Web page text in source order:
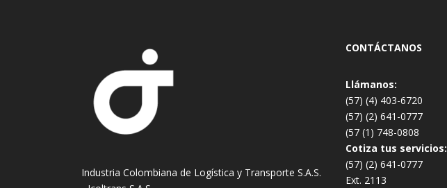
Industria Colombiana de Logística y Transporte S.A.S.
CONTÁCTANOS
Llámanos:
(57) (4) 403-6720
(57) (2) 641-0777
(57 (1) 748-0808
Cotiza tus servicios:
(57) (2) 641-0777
Ext. 2113